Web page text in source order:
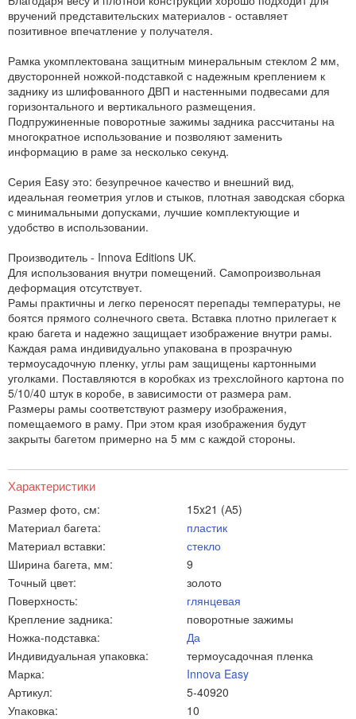
вручений представительских материалов - оставляет
позитивное впечатление у получателя.
Рамка укомплектована защитным минеральным стеклом 2 мм,
двусторонней ножкой-подставкой с надежным креплением к
заднику из шлифованного ДВП и настенными подвесами для
горизонтального и вертикального размещения.
Подпружиненные поворотные зажимы задника рассчитаны на
многократное использование и позволяют заменить
информацию в раме за несколько секунд.
Серия Easy это: безупречное качество и внешний вид,
идеальная геометрия углов и стыков, плотная заводская сборка
с минимальными допусками, лучшие комплектующие и
удобство в использовании.
Производитель - Innova Editions UK.
Для использования внутри помещений. Самопроизвольная
деформация отсутствует.
Рамы практичны и легко переносят перепады температуры, не
боятся прямого солнечного света. Вставка плотно прилегает к
краю багета и надежно защищает изображение внутри рамы.
Каждая рама индивидуально упакована в прозрачную
термоусадочную пленку, углы рам защищены картонными
уголками. Поставляются в коробках из трехслойного картона по
5/10/40 штук в коробе, в зависимости от размера рам.
Размеры рамы соответствуют размеру изображения,
помещаемого в раму. При этом края изображения будут
закрыты багетом примерно на 5 мм с каждой стороны.
Характеристики
Размер фото, см:
15x21 (А5)
Материал багета:
пластик
Материал вставки:
стекло
Ширина багета, мм:
9
Точный цвет:
золото
Поверхность:
глянцевая
Крепление задника:
поворотные зажимы
Ножка-подставка:
Да
Индивидуальная упаковка:
термоусадочная пленка
Марка:
Innova Easy
Артикул:
5-40920
Упаковка:
10